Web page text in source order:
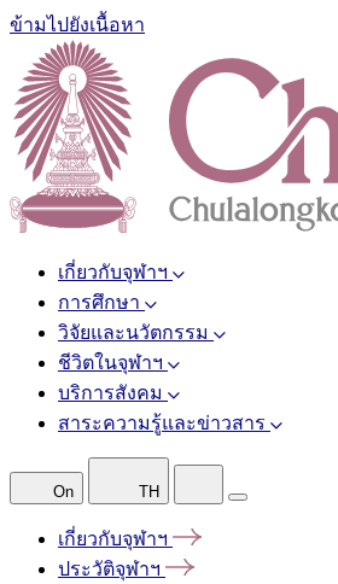
ข้ามไปยังเนื้อหา
เกี่ยวกับจุฬาฯ
การศึกษา
วิจัยและนวัตกรรม
ชีวิตในจุฬาฯ
บริการสังคม
สาระความรู้และข่าวสาร
On TH
เกี่ยวกับจุฬาฯ
ประวัติจุฬาฯ